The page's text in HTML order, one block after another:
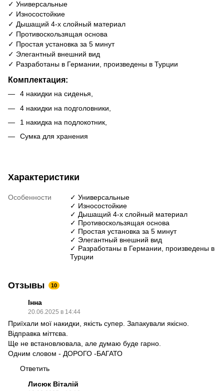
✓ Универсальные
✓ Износостойкие
✓ Дышащий 4-х слойный материал
✓ Противоскользящая основа
✓ Простая установка за 5 минут
✓ Элегантный внешний вид
✓ Разработаны в Германии, произведены в Турции
Комплектация:
4 накидки на сиденья,
4 накидки на подголовники,
1 накидка на подлокотник,
Сумка для хранения
Характеристики
Особенности
✓ Универсальные
✓ Износостойкие
✓ Дышащий 4-х слойный материал
✓ Противоскользящая основа
✓ Простая установка за 5 минут
✓ Элегантный внешний вид
✓ Разработаны в Германии, произведены в
Турции
Отзывы 10
Інна
20.06.2025 в 14:44
Приїхали мої накидки, якість супер. Запакували якісно.
Відправка міттєва.
Ще не встановлювала, але думаю буде гарно.
Одним словом - ДОРОГО -БАГАТО
Ответить
Лисюк Віталій